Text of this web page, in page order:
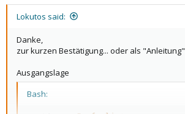
Lokutos said:
Danke,
zur kurzen Bestätigung... oder als "Anleitung"
Ausgangslage
Bash: